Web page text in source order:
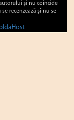
şi nu coincide
recenzează şi nu se